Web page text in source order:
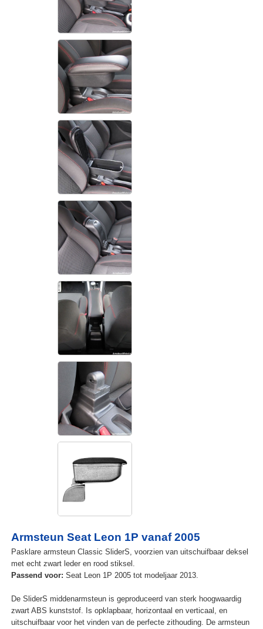
Armsteun Seat Leon 1P vanaf 2005
Pasklare armsteun Classic SliderS, voorzien van uitschuifbaar deksel
met echt zwart leder en rood stiksel.
Passend voor: Seat Leon 1P 2005 tot modeljaar 2013.
De SliderS middenarmsteun is geproduceerd van sterk hoogwaardig
zwart ABS kunststof. Is opklapbaar, horizontaal en verticaal, en
uitschuifbaar voor het vinden van de perfecte zithouding. De armsteun